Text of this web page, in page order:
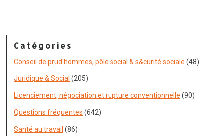
Catégories
Conseil de prud'hommes, pôle social & s&curité sociale (48)
Juridique & Social (205)
Licenciement, négociation et rupture conventionnelle (90)
Questions fréquentes (642)
Santé au travail (86)